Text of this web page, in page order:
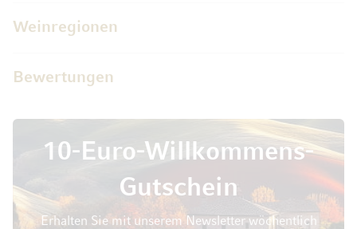
Weinregionen
Bewertungen
10-Euro-Willkommens-
Gutschein
Erhalten Sie mit unserem Newsletter wöchentlich